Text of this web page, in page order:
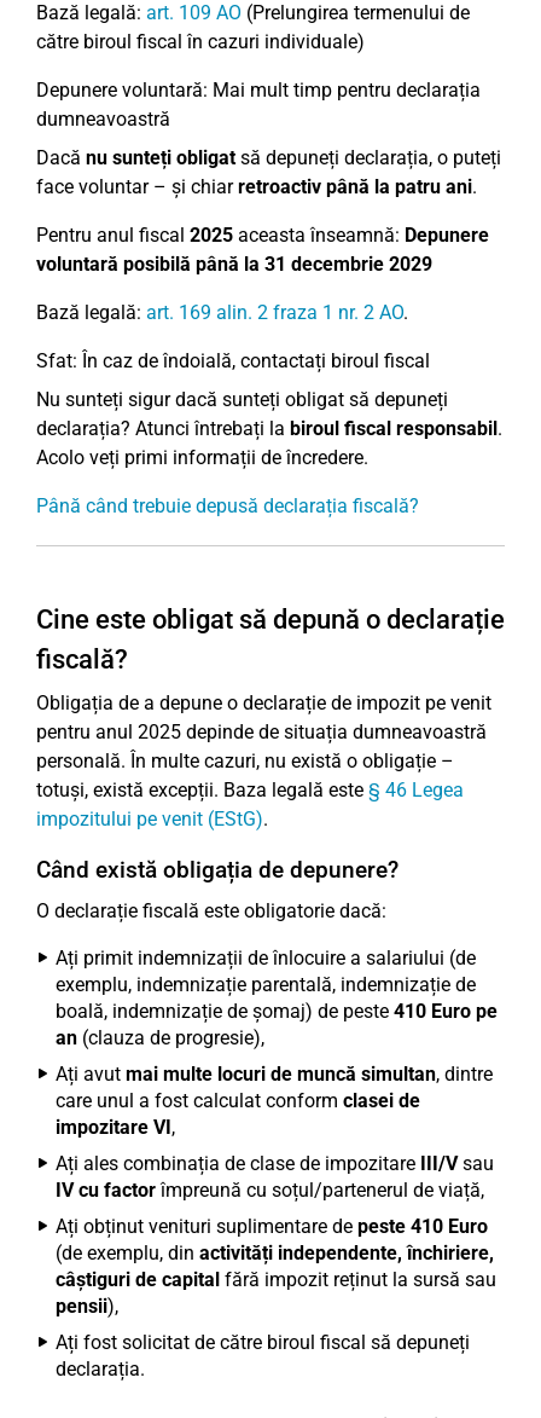
Bază legală: art. 109 AO (Prelungirea termenului de
către biroul fiscal în cazuri individuale)
Depunere voluntară: Mai mult timp pentru declarația
dumneavoastră
Dacă nu sunteți obligatsă depuneți declarația, o puteți
face voluntar – și chiarretroactiv până la patru ani.
Pentru anul fiscal 2025 aceasta înseamnă: Depunere
voluntară posibilă până la 31 decembrie 2029
Bază legală: art. 169 alin. 2 fraza 1 nr. 2 AO.
Sfat: În caz de îndoială, contactați biroul fiscal
Nu sunteți sigur dacă sunteți obligat să depuneți
declarația? Atunci întrebați la biroul fiscal responsabil .
Acolo veți primi informații de încredere.
Până când trebuie depusă declarația fiscală?
Cine este obligat să depună o declarație
fiscală?
Obligația de a depune o declarație de impozit pe venit
pentru anul 2025 depinde de situația dumneavoastră
personală. În multe cazuri, nu există o obligație –
totuși, există excepții. Baza legală este § 46 Legea
impozitului pe venit (EStG).
Când există obligația de depunere?
O declarație fiscală este obligatorie dacă:
Ați primit indemnizații de înlocuire a salariului (de
exemplu, indemnizație parentală, indemnizație de
boală, indemnizație de șomaj) de peste 410 Euro pe
an (clauza de progresie),
Ați avut mai multe locuri de muncă simultan, dintre
care unul a fost calculat conform clasei de
impozitare VI ,
Ați ales combinația de clase de impozitare
III/Vsau
IV cu factorîmpreună cu soțul/partenerul de viață,
Ați obținut venituri suplimentare de peste 410 Euro
(de exemplu, din activități independente, închiriere,
câștiguri de capital fără impozit reținut la sursă sau
pensii),
Ați fost solicitat de către biroul fiscal să depuneți
declarația.